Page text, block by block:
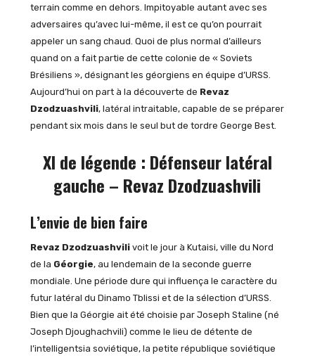
terrain comme en dehors. Impitoyable autant avec ses
adversaires qu’avec lui-même, il est ce qu’on pourrait
appeler un sang chaud. Quoi de plus normal d’ailleurs
quand on a fait partie de cette colonie de « Soviets
Brésiliens », désignant les géorgiens en équipe d’URSS.
Aujourd’hui on part à la découverte de Revaz
Dzodzuashvili, latéral intraitable, capable de se préparer
pendant six mois dans le seul but de tordre George Best.
XI de légende : Défenseur latéral
gauche – Revaz Dzodzuashvili
L’envie de bien faire
Revaz Dzodzuashvilivoit le jour à Kutaisi, ville du Nord
de la Géorgie, au lendemain de la seconde guerre
mondiale. Une période dure qui influença le caractère du
futur latéral du Dinamo Tblissi et de la sélection d’URSS.
Bien que la Géorgie ait été choisie par Joseph Staline (né
Joseph Djoughachvili) comme le lieu de détente de
l’intelligentsia soviétique, la petite république soviétique